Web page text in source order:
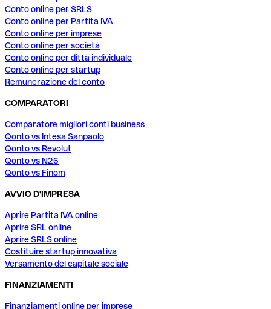
Conto online per SRLS
Conto online per Partita IVA
Conto online per imprese
Conto online per società
Conto online per ditta individuale
Conto online per startup
Remunerazione del conto
COMPARATORI
Comparatore migliori conti business
Qonto vs Intesa Sanpaolo
Qonto vs Revolut
Qonto vs N26
Qonto vs Finom
AVVIO D'IMPRESA
Aprire Partita IVA online
Aprire SRL online
Aprire SRLS online
Costituire startup innovativa
Versamento del capitale sociale
FINANZIAMENTI
Finanziamenti online per imprese